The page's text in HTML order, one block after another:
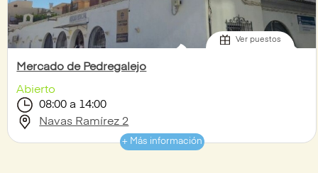
Ver puestos
Mercado de Pedregalejo
Abierto
08:00 a 14:00
Navas Ramírez 2
+ Más información